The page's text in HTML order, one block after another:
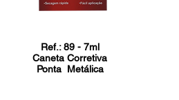
Ref.: 89 - 7ml
Caneta Corretiva
Ponta Metálica